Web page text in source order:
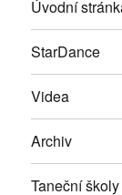
Úvodní
StarDance
Videa
Archiv
Taneční školy